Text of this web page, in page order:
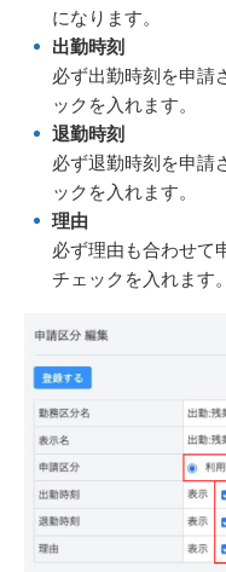
になります。
出勤時刻
必ず出勤時刻を申請
ックを入れます。
退勤時刻
必ず退勤時刻を申請
ックを入れます。
理由
必ず理由も合わせて
チェックを入れます。